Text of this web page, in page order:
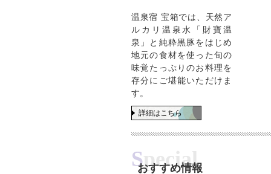
温泉宿 宝箱では、天然ア
ルカリ温泉水「財寶温
泉」と純粋黒豚をはじめ
地元の食材を使った旬の
味覚たっぷりのお料理を
存分にご堪能いただけま
す。
詳細はこちら
おすすめ情報
Special